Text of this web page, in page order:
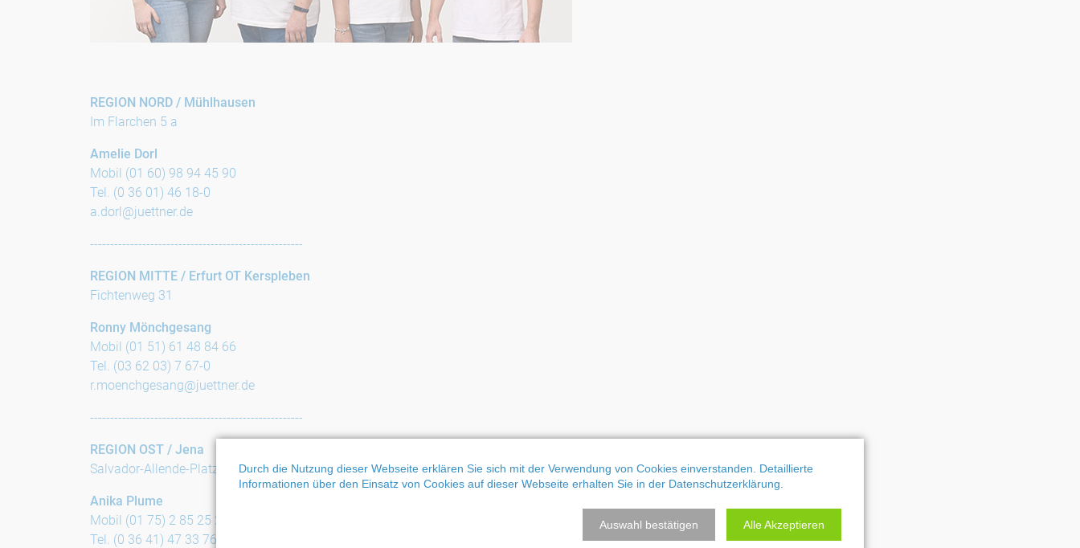
REGION NORD / Mühlhausen
Im Flarchen 5 a
Amelie Dorl
Mobil (01 60) 98 94 45 90
Tel. (0 36 01) 46 18-0
a.dorl@juettner.de
-----------------------------------------------------
REGION MITTE / Erfurt OT Kerspleben
Fichtenweg 31
Ronny Mönchgesang
Mobil (01 51) 61 48 84 66
Tel. (03 62 03) 7 67-0
r.moenchgesang@juettner.de
-----------------------------------------------------
REGION OST / Jena
Salvador-Allende-Platz 27
Anika Plume
Mobil (01 75) 2 85 25 22
Tel. (0 36 41) 47 33 76
Durch die Nutzung dieser Webseite erklären Sie sich mit der Verwendung von Cookies einverstanden. Detaillierte
Informationen über den Einsatz von Cookies auf dieser Webseite erhalten Sie in der Datenschutzerklärung.
Auswahl bestätigen Alle Akzeptieren